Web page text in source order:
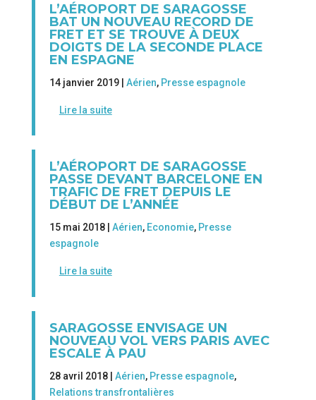
L’AÉROPORT DE SARAGOSSE
BAT UN NOUVEAU RECORD DE
FRET ET SE TROUVE À DEUX
DOIGTS DE LA SECONDE PLACE
EN ESPAGNE
14 janvier 2019 | Aérien, Presse espagnole
Lire la suite
L’AÉROPORT DE SARAGOSSE
PASSE DEVANT BARCELONE EN
TRAFIC DE FRET DEPUIS LE
DÉBUT DE L’ANNÉE
15 mai 2018 | Aérien, Economie, Presse
espagnole
Lire la suite
SARAGOSSE ENVISAGE UN
NOUVEAU VOL VERS PARIS AVEC
ESCALE À PAU
28 avril 2018 | Aérien, Presse espagnole,
Relations transfrontalières